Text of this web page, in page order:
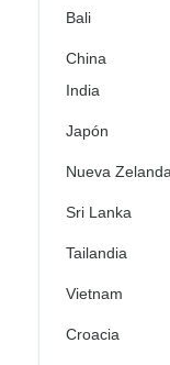
Bali
China
India
Japón
Nueva
Sri Lanka
Tailandia
Vietnam
Croacia